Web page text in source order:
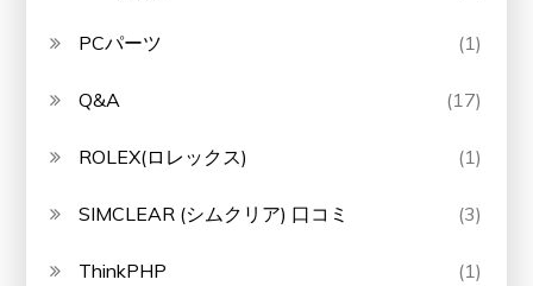
PCパーツ (1)
Q&A (17)
ROLEX(ロレックス) (1)
SIMCLEAR (シムクリア) 口コミ (3)
ThinkPHP (1)